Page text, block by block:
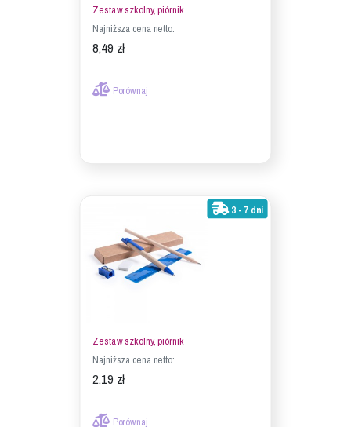
Zestaw szkolny, piórnik
Najniższa cena netto:
8,49 zł
Porównaj
3 - 7 dni
Zestaw szkolny, piórnik
Najniższa cena netto:
2,19 zł
Porównaj